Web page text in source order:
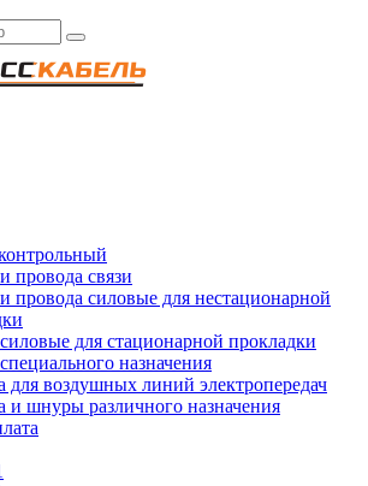
провода связи
провода силовые для нестационарной
для стационарной прокладки
назначения
для воздушных линий электропередач
и шнуры различного назначения